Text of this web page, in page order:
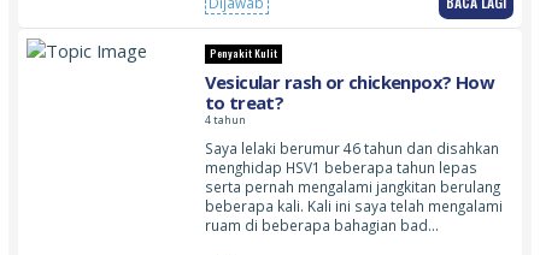
Penyakit Kulit
Vesicular rash or chickenpox? How
to treat?
4 tahun
Saya lelaki berumur 46 tahun dan disahkan
menghidap HSV1 beberapa tahun lepas
serta pernah mengalami jangkitan berulang
beberapa kali. Kali ini saya telah mengalami
ruam di beberapa bahagian bad…